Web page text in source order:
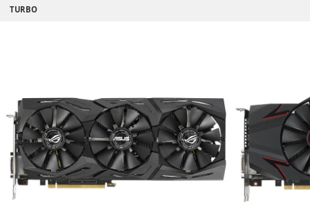
TURBO